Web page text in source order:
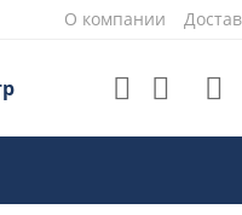
О компании